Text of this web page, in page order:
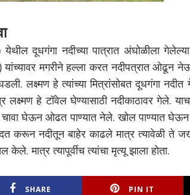
येथील दूधगंगा नदीच्या पात्रात अंघोळीला
यांच्यावर मगरीने हल्ला करत नदीपत्रात ओढून
लक्ष्मण हे त्यांच्या मित्रांसोबत दूधगंगा
हे टॉवेल घेण्यासाठी नदीकाठावर गेले.
चावा घेऊन ओढत पाण्यात नेले. खोल पाण्यात
मदत करून नदीतून बाहेर काढले मात्र त्यावेळी ते
मात्र त्यापूर्वीच त्यांचा मृत्यू झाला होता.
SHARE PIN IT